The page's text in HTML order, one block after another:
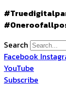
Search
Facebook
YouTube
Subscribe